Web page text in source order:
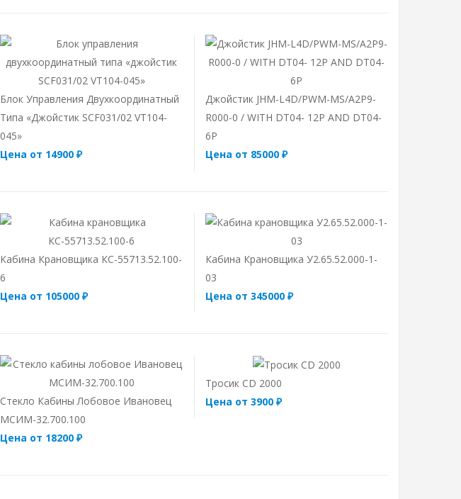
Блок Управления Двухкоординатный
Типа «джойстик SCF031/02 VT104-
045»
Цена от 14900 ₽
Джойстик JHM-L4D/PWM-MS/A2P9-
R000-0 / WITH DT04- 12P AND DT04-
6P
Цена от 85000 ₽
Кабина Крановщика КС-55713.52.100-
6
Цена от 105000 ₽
Кабина Крановщика У2.65.52.000-1-
03
Цена от 345000 ₽
Стекло Кабины Лобовое Ивановец
МСИМ-32.700.100
Цена от 18200 ₽
Тросик CD 2000
Цена от 3900 ₽